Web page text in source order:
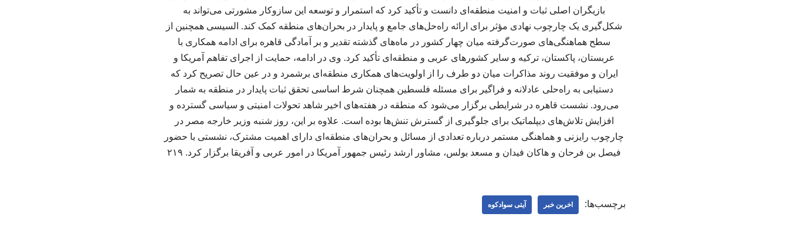
بازیگران اصلی ثبات و امنیت منطقه‌ای دانست و تأکید کرد که استمرار و توسعه این سازوکار مشورتی می‌تواند به
شکل‌گیری یک چارچوب نهادی مؤثر برای ارائه راه‌حل‌های جامع و پایدار در بحران‌های منطقه کمک کند. السیسی همچنین از
سطح هماهنگی‌های صورت‌گرفته میان چهار کشور در ماه‌های گذشته تقدیر و بر آمادگی قاهره برای ادامه همکاری با
عربستان، پاکستان، ترکیه و سایر کشورهای عربی و منطقه‌ای تأکید کرد. وی در ادامه، حمایت از اجرای تفاهم آمریکا و
ایران و موفقیت روند مذاکرات میان دو طرف را از اولویت‌های همکاری منطقه‌ای برشمرد و در عین حال تصریح کرد که
دستیابی به راه‌حلی عادلانه و فراگیر برای مسئله فلسطین همچنان شرط اساسی تحقق ثبات پایدار در منطقه به شمار
می‌رود. نشست قاهره در شرایطی برگزار می‌شود که منطقه در هفته‌های اخیر شاهد تحولات امنیتی و سیاسی گسترده و
افزایش تلاش‌های دیپلماتیک برای جلوگیری از گسترش تنش‌ها بوده است. علاوه بر این، روز شنبه وزیر خارجه مصر در
چارچوب رایزنی و هماهنگی مستمر درباره تعدادی از مسائل و بحران‌های منطقه‌ای دارای اهمیت مشترک، نشستی با حضور
فیصل بن فرحان و هاکان فیدان و مسعد بولس، مشاور ارشد رئیس جمهور آمریکا در امور عربی و آفریقا برگزار کرد. ۲۱۹
برچسب‌ها: اخرین خبر آیتی سوادکوه